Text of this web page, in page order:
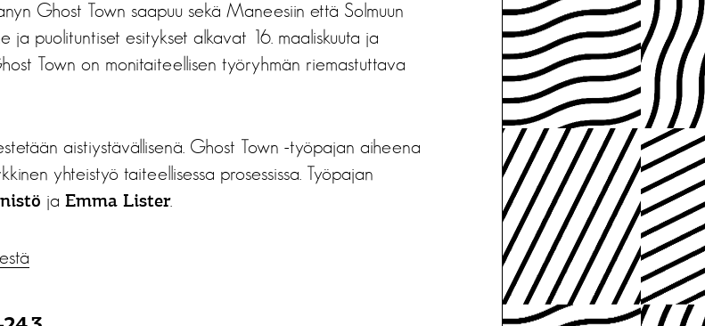
Ghost Town saapuu sekä Maneesiin että Solmuun
ja puolituntiset esitykset alkavat 16. maaliskuuta ja
Town on monitaiteellisen työryhmän riemastuttava
aistiystävällisenä. Ghost Town -työpajan aiheena
yhteistyö taiteellisessa prosessissa. Työpajan
ja Emma Lister.